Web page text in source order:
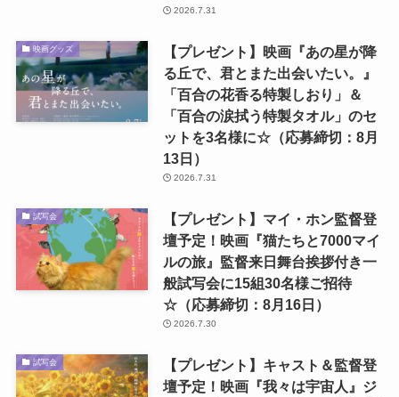
2026.7.31
映画グッズ
【プレゼント】映画『あの星が降
る丘で、君とまた出会いたい。』
「百合の花香る特製しおり」＆
「百合の涙拭う特製タオル」のセ
ットを3名様に☆（応募締切：8月
13日）
2026.7.31
試写会
【プレゼント】マイ・ホン監督登
壇予定！映画『猫たちと7000マイ
ルの旅』監督来日舞台挨拶付き一
般試写会に15組30名様ご招待
☆（応募締切：8月16日）
2026.7.30
試写会
【プレゼント】キャスト＆監督登
壇予定！映画『我々は宇宙人』ジ